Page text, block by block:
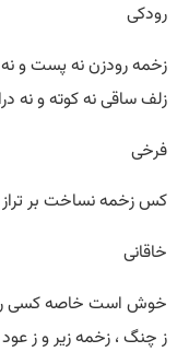
رودکی
زخمه رودزن نه پست و نه
زلف ساقی نه کوته و نه
فرخی
کس زخمه نساخت بر
خاقانی
خوش است خاصه کسی
ز چنگ ، زخمه زیر و ز عود